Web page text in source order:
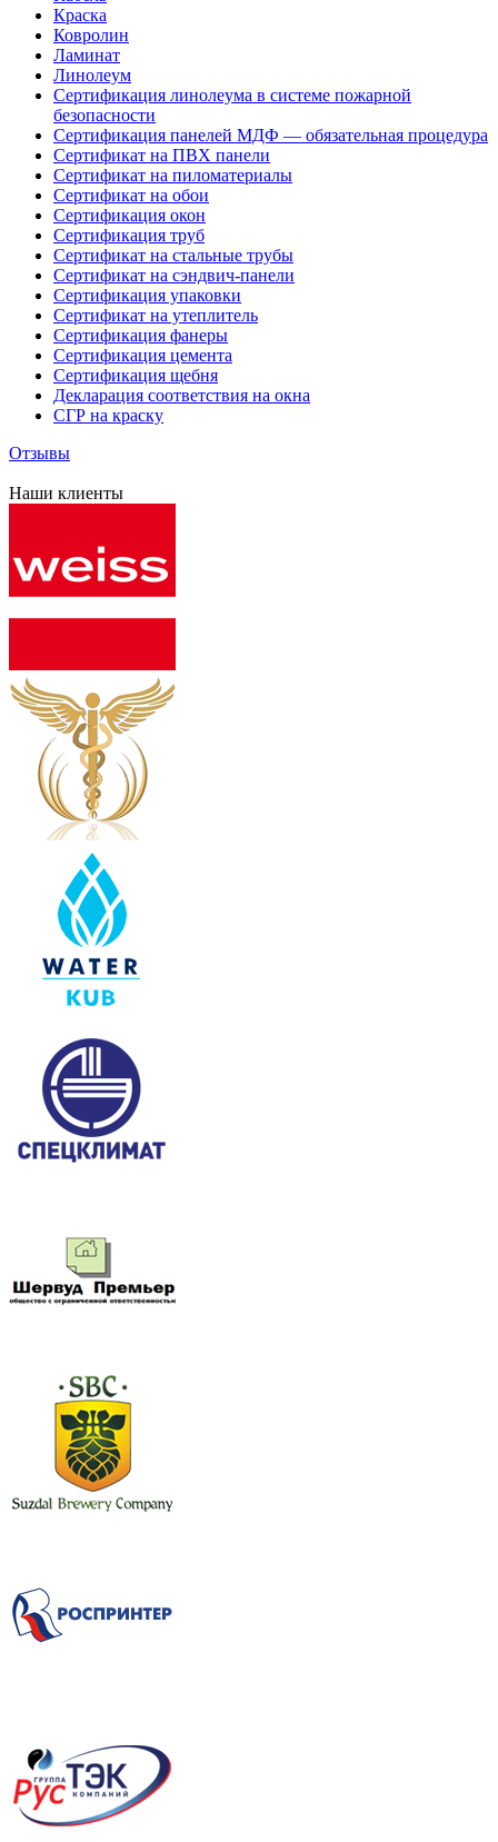
Краска
Ковролин
Ламинат
Линолеум
Сертификация линолеума в системе пожарной
безопасности
Сертификация панелей МДФ — обязательная процедура
Сертификат на ПВХ панели
Сертификат на пиломатериалы
Сертификат на обои
Сертификация окон
Сертификация труб
Сертификат на стальные трубы
Сертификат на сэндвич-панели
Сертификация упаковки
Сертификат на утеплитель
Сертификация фанеры
Сертификация цемента
Сертификация щебня
Декларация соответствия на окна
СГР на краску
Отзывы
Наши клиенты